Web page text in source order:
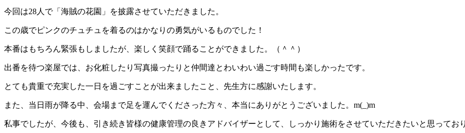
今回は28人で「海賊の花園」を披露させていただきました。
この歳でピンクのチュチュを着るのはかなりの勇気がいるものでした！
本番はもちろん緊張もしましたが、楽しく笑顔で踊ることができました。（＾＾）
出番を待つ楽屋では、お化粧したり写真撮ったりと仲間達とわいわい過ごす時間も楽しかったです。
とても貴重で充実した一日を過ごすことが出来ましたこと、先生方に感謝いたします。
また、当日雨が降る中、会場まで足を運んでくださった方々、本当にありがとうございました。m(_)m
私事でしたが、今後も、引き続き皆様の健康管理の良きアドバイザーとして、しっかり施術をさせていただきたいと思ってお